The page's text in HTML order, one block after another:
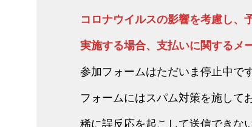
コロナウイルスの影響を考慮し、
実施する場合、支払いに関するメ
参加フォームはただいま停止中です
フォームにはスパム対策を施して
稀に誤反応を起こして送信できな